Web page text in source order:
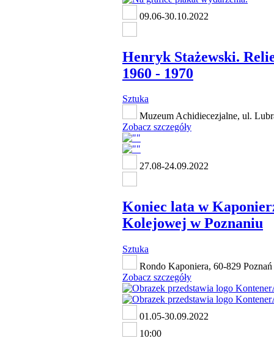
09.06-30.10.2022
Henryk Stażewski.
1960 - 1970
Sztuka
Muzeum Achidiecezjalne, ul.
Zobacz szczegóły
27.08-24.09.2022
Koniec lata w
Kolejowej w Poznaniu
Sztuka
Rondo Kaponiera, 60-829 Poznań
Zobacz szczegóły
01.05-30.09.2022
10:00